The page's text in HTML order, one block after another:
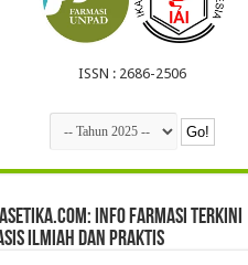
ISSN : 2686-2506
Info Farmasi Terkini
Ilmiah dan Praktis